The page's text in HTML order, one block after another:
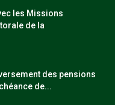
les Missions
de la
versement des pensions
de...